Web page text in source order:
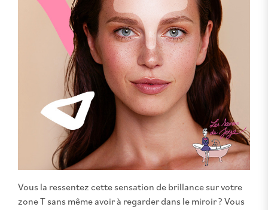
Vous la ressentez cette sensation de brillance sur votre
zone T sans même avoir à regarder dans le miroir ? Vous